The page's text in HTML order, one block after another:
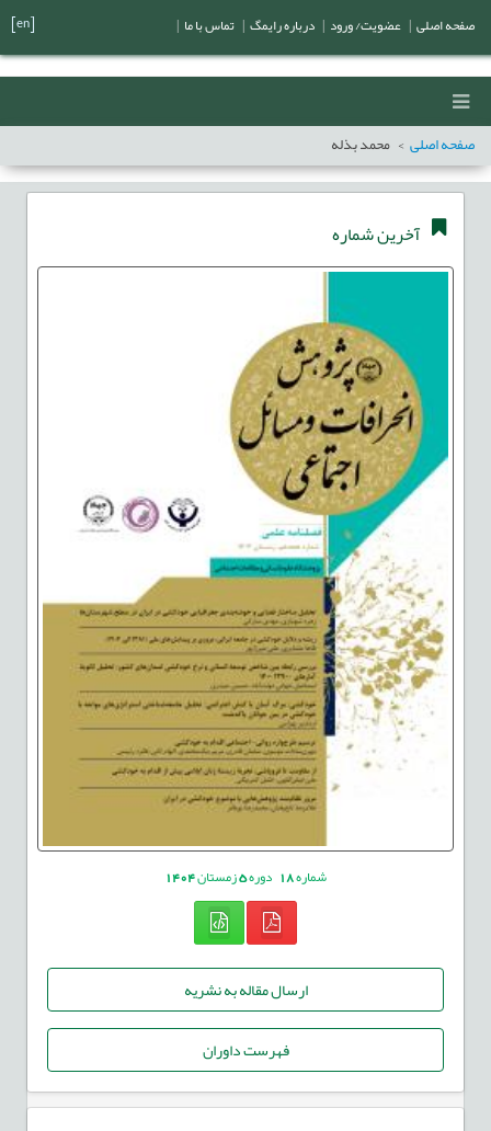
صفحه اصلی محمد بذله
آخرین شماره
شماره18 دوره5زمستان1404
ارسال مقاله به نشریه
فهرست داوران
صفحه اصلی عضویت/ ورود درباره رایمگ تماس با ما